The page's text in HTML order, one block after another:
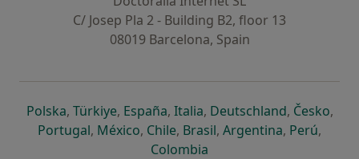
C/ Josep Pla 2 - Building B2, floor 13
08019 Barcelona, Spain
Polskase abre en una nueva pestaña
, Türkiyese abre en una nueva pestaña
, Españase abre en una nueva pestaña
, Italiase abre en una nueva
, Deutschlandse abre en
, Českose
,
Portugalse abre en una nueva pestaña
, Méxicose abre en una nueva pestaña
, Chilese abre en una nueva pestaña
, Brasilse abre en una nueva
, Argentinase abre en
, Perúse
,
Colombia